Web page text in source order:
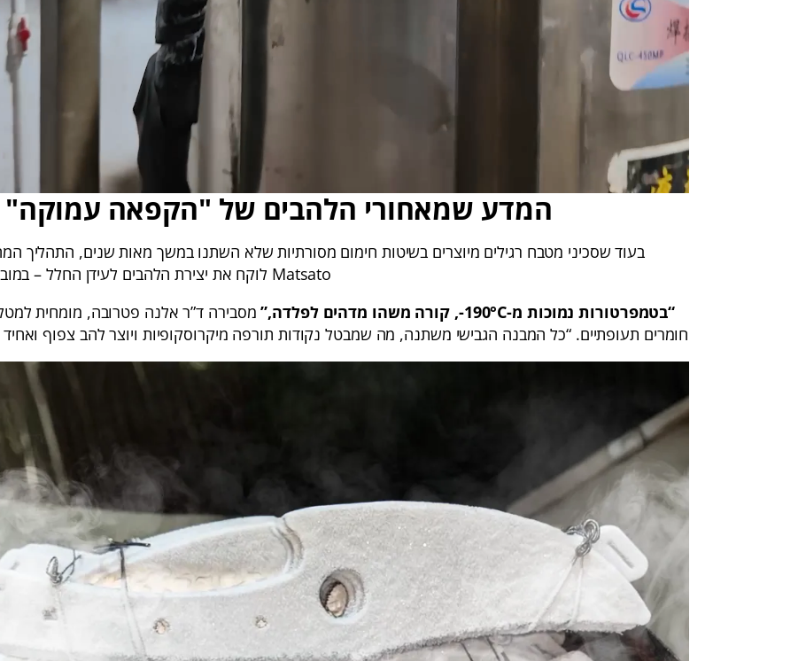
המדע שמאחורי הלהבים של "הקפאה עמוקה"
בעוד שסכיני מטבח רגילים מיוצרים בשיטות חימום מסורתיות שלא השתנו במשך מאות שנים, התהליך
Matsato לוקח את יצירת הלהבים לעידן החלל – במובן המילולי.
“בטמפרטורות נמוכות מ-‎-190°C‎, קורה משהו מדהים לפלדה,”
מסבירה ד”ר אלנה פטרובה, מומחית
חומרים תעופתיים. “כל המבנה הגבישי משתנה, מה שמבטל נקודות תורפה מיקרוסקופיות ויוצר להב צפוף